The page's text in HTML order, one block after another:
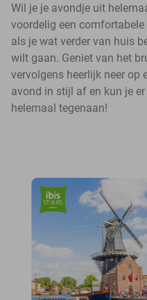
Wil je je avondje uit
voordelig een
als je wat verder van huis
wilt gaan. Geniet van het
vervolgens heerlijk neer op
avond in stijl af en kun je
helemaal tegenaan!